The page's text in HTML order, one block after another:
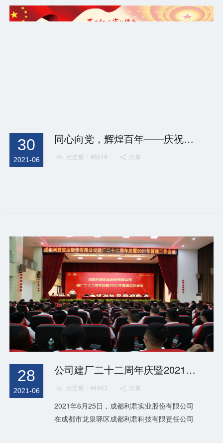
制造业单项冠军旨在引导制造业企业树立“十
年磨一剑”的精神，专注创新和质量提升，提升
30
2021-06
同心向党，辉煌百年——庆祝中国共产党成立100周年
 点击量：45519  分享
28
2021-06
公司建厂二十二周年庆暨2021年管理工作会议
 点击量：44953  分享
2021年6月25日，成都利君实业股份有限公司
在成都市龙泉驿区成都利君科技有限责任公司